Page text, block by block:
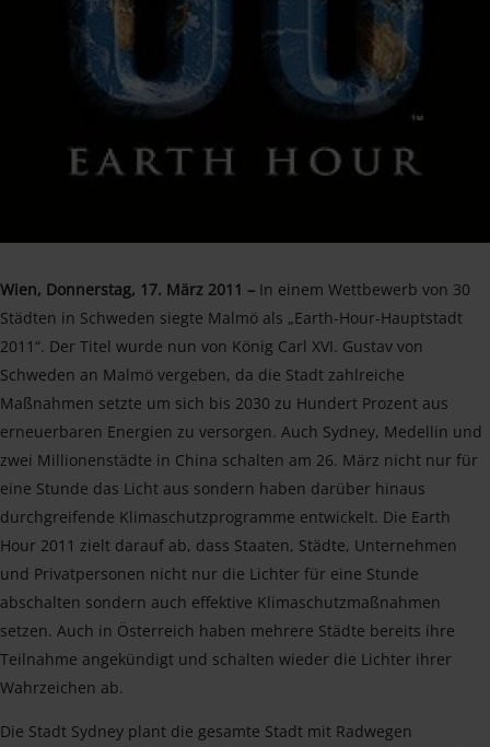
Wien, Donnerstag, 17. März 2011 – In einem Wettbewerb von 30
Städten in Schweden siegte Malmö als „Earth-Hour-Hauptstadt
2011“. Der Titel wurde nun von König Carl XVI. Gustav von
Schweden an Malmö vergeben, da die Stadt zahlreiche
Maßnahmen setzte um sich bis 2030 zu Hundert Prozent aus
erneuerbaren Energien zu versorgen. Auch Sydney, Medellin und
zwei Millionenstädte in China schalten am 26. März nicht nur für
eine Stunde das Licht aus sondern haben darüber hinaus
durchgreifende Klimaschutzprogramme entwickelt. Die Earth
Hour 2011 zielt darauf ab, dass Staaten, Städte, Unternehmen
und Privatpersonen nicht nur die Lichter für eine Stunde
abschalten sondern auch effektive Klimaschutzmaßnahmen
setzen. Auch in Österreich haben mehrere Städte bereits ihre
Teilnahme angekündigt und schalten wieder die Lichter ihrer
Wahrzeichen ab.
Die Stadt Sydney plant die gesamte Stadt mit Radwegen